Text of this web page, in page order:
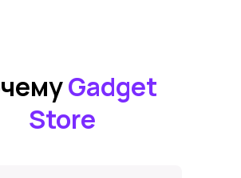
Gadget
Store